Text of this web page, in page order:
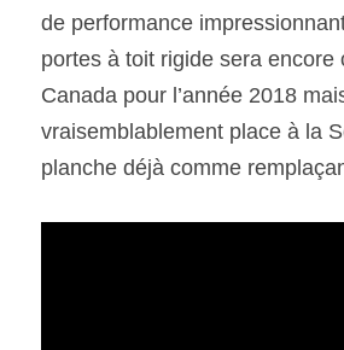
SOUMISSION RAPIDE
ASSURANCE
de performance
portes à toit rigide sera encore
Canada pour l’année 2018
vraisemblablement place à la
planche déjà comme